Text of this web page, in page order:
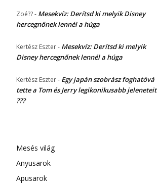
Zoé??- Mesekvíz: Derítsd ki melyik Disney
hercegnőnek lennél a húga
Kertész Eszter- Mesekvíz: Derítsd ki melyik
Disney hercegnőnek lennél a húga
Kertész Eszter- Egy japán szobrász foghatóvá
tette a Tom és Jerry legikonikusabb jeleneteit
???
Mesés világ
Anyusarok
Apusarok